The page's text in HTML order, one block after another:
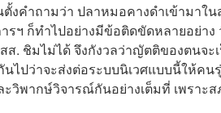
งคำถามว่า ปลาหมอคางดำเข้ามาใ
รฯ ก็ทำไปอย่างมีข้อติดขัดหลายอย่า
สส. ชิมไม่ได้ จึงกังวลว่าญัตติของตน
นไปว่าจะส่งต่อระบบนิเวศแบบนี้ให้
วิพากษ์วิจารณ์กันอย่างเต็มที่ เพรา